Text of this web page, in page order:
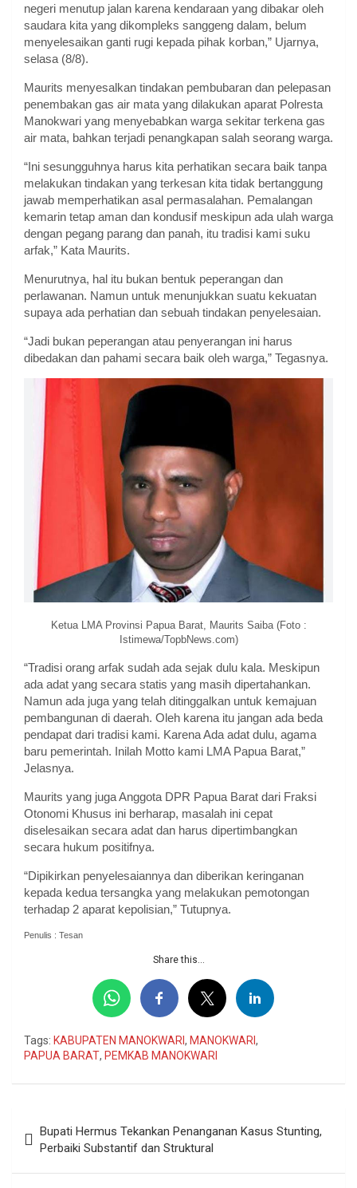
negeri menutup jalan karena kendaraan yang dibakar oleh
saudara kita yang dikompleks sanggeng dalam, belum
menyelesaikan ganti rugi kepada pihak korban,” Ujarnya,
selasa (8/8).
Maurits menyesalkan tindakan pembubaran dan pelepasan
penembakan gas air mata yang dilakukan aparat Polresta
Manokwari yang menyebabkan warga sekitar terkena gas
air mata, bahkan terjadi penangkapan salah seorang warga.
“Ini sesungguhnya harus kita perhatikan secara baik tanpa
melakukan tindakan yang terkesan kita tidak bertanggung
jawab memperhatikan asal permasalahan. Pemalangan
kemarin tetap aman dan kondusif meskipun ada ulah warga
dengan pegang parang dan panah, itu tradisi kami suku
arfak,” Kata Maurits.
Menurutnya, hal itu bukan bentuk peperangan dan
perlawanan. Namun untuk menunjukkan suatu kekuatan
supaya ada perhatian dan sebuah tindakan penyelesaian.
“Jadi bukan peperangan atau penyerangan ini harus
dibedakan dan pahami secara baik oleh warga,” Tegasnya.
Ketua LMA Provinsi Papua Barat, Maurits Saiba (Foto :
Istimewa/TopbNews.com)
“Tradisi orang arfak sudah ada sejak dulu kala. Meskipun
ada adat yang secara statis yang masih dipertahankan.
Namun ada juga yang telah ditinggalkan untuk kemajuan
pembangunan di daerah. Oleh karena itu jangan ada beda
pendapat dari tradisi kami. Karena Ada adat dulu, agama
baru pemerintah. Inilah Motto kami LMA Papua Barat,”
Jelasnya.
Maurits yang juga Anggota DPR Papua Barat dari Fraksi
Otonomi Khusus ini berharap, masalah ini cepat
diselesaikan secara adat dan harus dipertimbangkan
secara hukum positifnya.
“Dipikirkan penyelesaiannya dan diberikan keringanan
kepada kedua tersangka yang melakukan pemotongan
terhadap 2 aparat kepolisian,” Tutupnya.
Penulis : Tesan
Share this...
Tags: KABUPATEN MANOKWARI , MANOKWARI ,
PAPUA BARAT, PEMKAB MANOKWARI
pos
Bupati Hermus Tekankan Penanganan Kasus Stunting,
Perbaiki Substantif dan Struktural